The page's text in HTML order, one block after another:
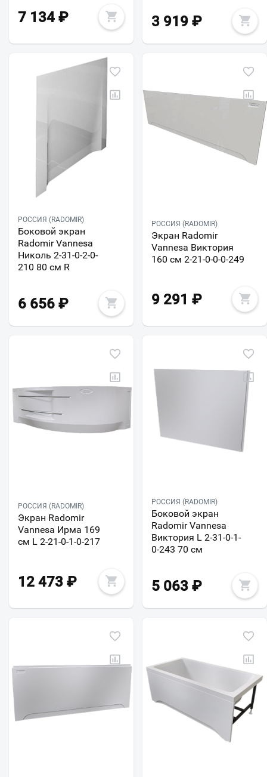
7 134 ₽ 3 919 ₽
РОССИЯ (RADOMIR)
Боковой экран
Radomir Vannesa
Николь 2-31-0-2-0-
210 80 см R
6 656 ₽
РОССИЯ (RADOMIR)
Экран Radomir
Vannesa Виктория
160 см 2-21-0-0-0-249
9 291 ₽
РОССИЯ (RADOMIR)
Экран Radomir
Vannesa Ирма 169
см L 2-21-0-1-0-217
12 473 ₽
РОССИЯ (RADOMIR)
Боковой экран
Radomir Vannesa
Виктория L 2-31-0-1-
0-243 70 см
5 063 ₽